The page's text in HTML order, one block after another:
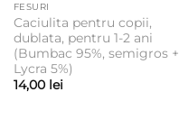
FESURI
Caciulita pentru copii,
dublata, pentru 1-2 ani
(Bumbac 95%, semigros +
Lycra 5%)
14,00 lei